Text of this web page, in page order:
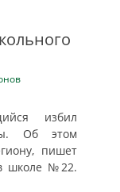
избил
Об этом
пишет
школе №22.